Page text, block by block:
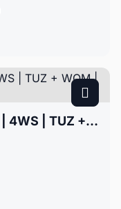
JCB Fastrac 4220 | 220 KM | 4WS | TUZ + WOM | PEŁNA AMORTYZACJA | TOP